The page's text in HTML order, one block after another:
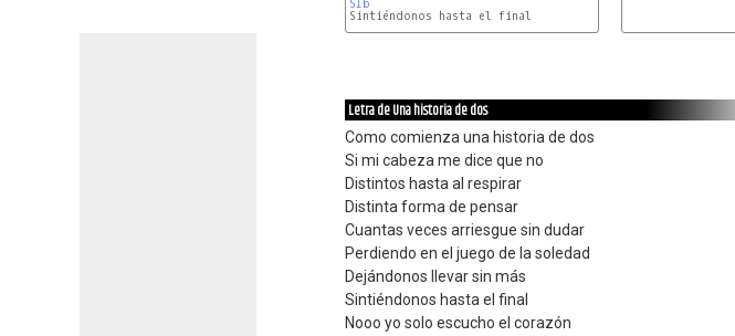
SIb
Letra de Una historia de dos
Como comienza una historia de dos
Si mi cabeza me dice que no
Distintos hasta al respirar
Distinta forma de pensar
Cuantas veces arriesgue sin dudar
Perdiendo en el juego de la soledad
Dejándonos llevar sin más
Sintiéndonos hasta el final
Nooo yo solo escucho el corazón